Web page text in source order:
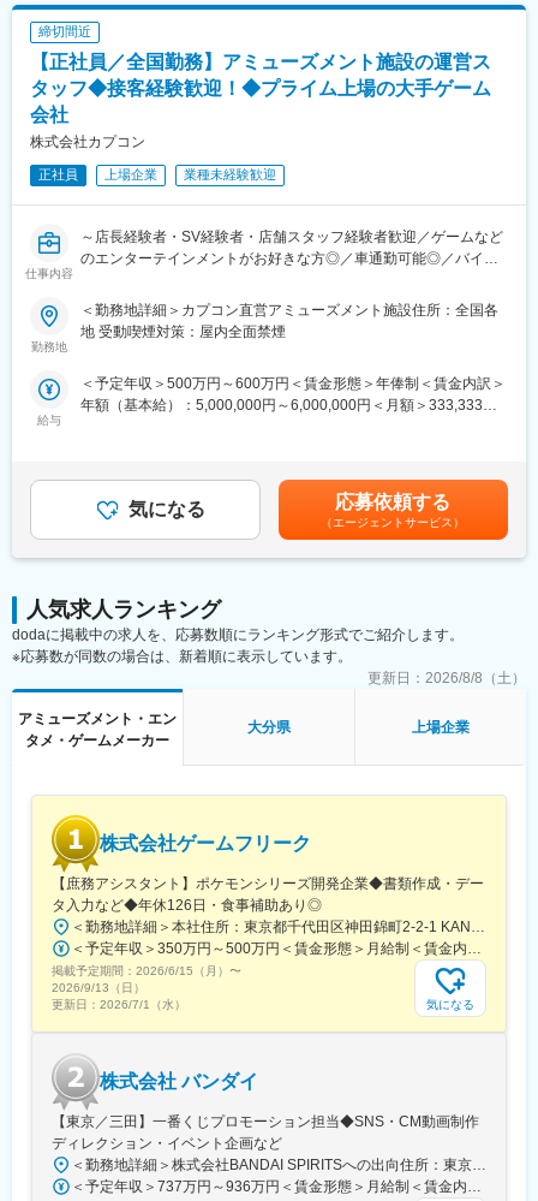
など、店舗マネジメント業務全般。
（2）機械修理・メンテナンススタッフ
店舗に設置されているゲーム機の修理・メンテナンスを行っても
らいます。
◇故障機械の修理（原因特定・部品交換）
◇機械故障回避の為のメンテナンス
◇ゲーム機の移動に伴う機械の分解・搬出・搬入・組立作業
■当社の特徴：
家庭用ゲームソフトの開発・販売を中核事業に、そこで創出した
オリジナルコンテンテンツを家庭用ゲームだけでなく、グッズや
映画などの近接事業へ幅広く展開しております。
◎魅力的な福利厚生
社員一人ひとりが高いパフォーマンスを保って業務に取り組める
土日祝休み・年間休日121日、有休消化50％以上とプライベート
の時間も大切にしながら働くことが叶います。
年後の定着率は90％以上です。転勤も無いので、腰を据えて働く
ことができる環境です。
◎ヒット商品
例えば、映画化された「バイオハザード」は、1.2作合計で2億
1000万ドルの興行収入を記録する等、自社のヒットコンテンツを
締切間近
【正社員／全国勤務】アミューズメント施設の運営ス
タッフ◆接客経験歓迎！◆プライム上場の大手ゲーム
会社
株式会社カプコン
正社員 上場企業 業種未経験歓迎
仕事内容
～店長経験者・SV経験者・店舗スタッフ経験者歓迎／ゲームなど
のエンターテインメントがお好きな方◎／車通勤可能◎／バイオ
ームソフトウェアメーカー～
などの基本業務、店舗の運営、販促企画推進、ゲーム大会やイベ
ントの企画など、店舗運営に関わる総合的なマネジメント業務を
主にショッピングセンター内にある店舗で接客サービスなどの基
本業務、店舗の運営、販促企画推進、ゲーム大会やイベントの企
画など、店舗運営に関わる総合的なマネジメント業務をお願いい
たします。
◇接客サービス、清掃業務等の基本業務
◇パート・アルバイトスタッフの採用、教育
◇店舗の運営、販促企画の推進
◇営業データ管理・分析
など、店舗マネジメント業務全般
コンテンツという知的財産を様々な事業に多面展開する"ワンコン
テンツ・マルチユース戦略"を推進しており、同社が開発する人気
オリジナルコンテンテンツを家庭用ゲームだけでなく、グッズや
映画などの近接事業へ幅広く展開しております。
◎魅力的な福利厚生
社員一人ひとりが高いパフォーマンスを保って業務に取り組める
ように、様々な福利厚生制度を導入しています。大阪には社員食
堂の他、専任の看護師やヘルスキーパーが常駐するクリニカルル
ームとマッサージルームを完備しています。
にしながら働くことが叶います。
◎長期就業
大手ならではの安定性がある他、福利厚生も充実しており、入社3
年後の定着率は90％以上です。転勤も無いので、腰を据えて働く
ことができる環境です。
◎ヒット商品
例えば、映画化された「バイオハザード」は、1.2作合計で2億
勤務地
＜勤務地詳細＞カプコン直営アミューズメント施設住所：全国各
地 受動喫煙対策：屋内全面禁煙
給与
＜予定年収＞500万円～600万円＜賃金形態＞年俸制＜賃金内訳＞
年額（基本給）：5,000,000円～6,000,000円＜月額＞333,333円
規定に基づき別途支給■給与改定：年1回■賞与：年2回（夏・冬）
※基本月額の2ヶ月分ずつを支給。賃金はあくまでも目安の金額で
あり、選考を通じて上下する可能性があります。月給(月額)は固定
手当を含めた表記です。
気になる 応募依頼する
（エージェントサービス）
人気求人ランキング
dodaに掲載中の求人を、応募数順にランキング形式でご紹介します。
※応募数が同数の場合は、新着順に表示しています。
更新日： 2026/8/8（土）
アミューズメント・エン
タメ・ゲームメーカー
大分県 上場企業
株式会社ゲームフリーク
【庶務アシスタント】ポケモンシリーズ開発企業◆書類作成・デー
タ入力など◆年休126日・食事補助あり◎
＜勤務地詳細＞本社住所：東京都千代田区神田錦町2-2-1 KANDASQUARE受動喫煙対策：屋内全面禁煙変更の範囲：会社の定める事業所
＜予定年収＞350万円～500万円＜賃金形態＞月給制＜賃金内訳＞月額（基本給）：215,000円～307,000円固定残業手当/月：76,700円～110,000円（固定残業時間45時間0分/月）超過した時間外労働の残業手当は追加支給＜月給＞291,700円～417,000円（一律手当を含む）＜昇給有無＞有＜残業手当＞有＜給与補足＞※経験・能力を考慮の上、年齢に関わりなく当社規定により優遇します。賃金はあくまでも目安の金額であり、選考を通じて上下する可能性があります。月給(月額)は固定手当を含めた表記です。
掲載予定期間： 2026/6/15（月） 〜
2026/9/13（日）
更新日： 2026/7/1（水） 気になる
株式会社 バンダイ
【東京／三田】一番くじプロモーション担当◆SNS・CM動画制作
ディレクション・イベント企画など
＜勤務地詳細＞株式会社BANDAI SPIRITSへの出向住所：東京都港区三田3‐5‐19 住友不動産東京三田ガーデンタワー受動喫煙対策：屋内全面禁煙変更の範囲：会社の定める事業所
＜予定年収＞737万円～936万円＜賃金形態＞月給制＜賃金内訳＞月額（基本給）：315,000円～400,000円＜月給＞315,000円～400,000円＜昇給有無＞有＜残業手当＞有＜給与補足＞※役職と給与は、経験・能力などを考慮し最終決定■昇給：年1回■賞与：年1回■年収例（一般）759万円／中途入社2年目／月給33万円＋時間外手当（30時間）＋賞与■年収例（チーフ）920万円／中途入社2年目／月給40万円＋時間外手当（30時間）＋賞与賃金はあくまでも目安の金額であり、選考を通じて上下する可能性があります。月給(月額)は固定手当を含めた表記です。